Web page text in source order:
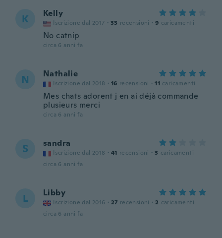
K Kelly
Iscrizione dal 2017 · 33 recensioni · 9 caricamenti
No catnip
circa 6 anni fa
N Nathalie
Iscrizione dal 2018 · 16 recensioni · 11 caricamenti
Mes chats adorent j en ai déjà commande
plusieurs merci
circa 6 anni fa
S sandra
Iscrizione dal 2018 · 41 recensioni · 3 caricamenti
circa 6 anni fa
L Libby
Iscrizione dal 2016 · 27 recensioni · 2 caricamenti
circa 6 anni fa